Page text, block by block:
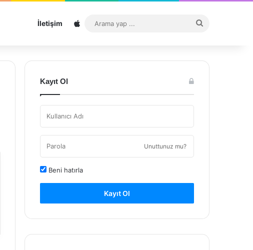
İletişim Sitemap
...
Kayıt Ol
Unuttunuz mu?
Beni hatırla
Kayıt Ol